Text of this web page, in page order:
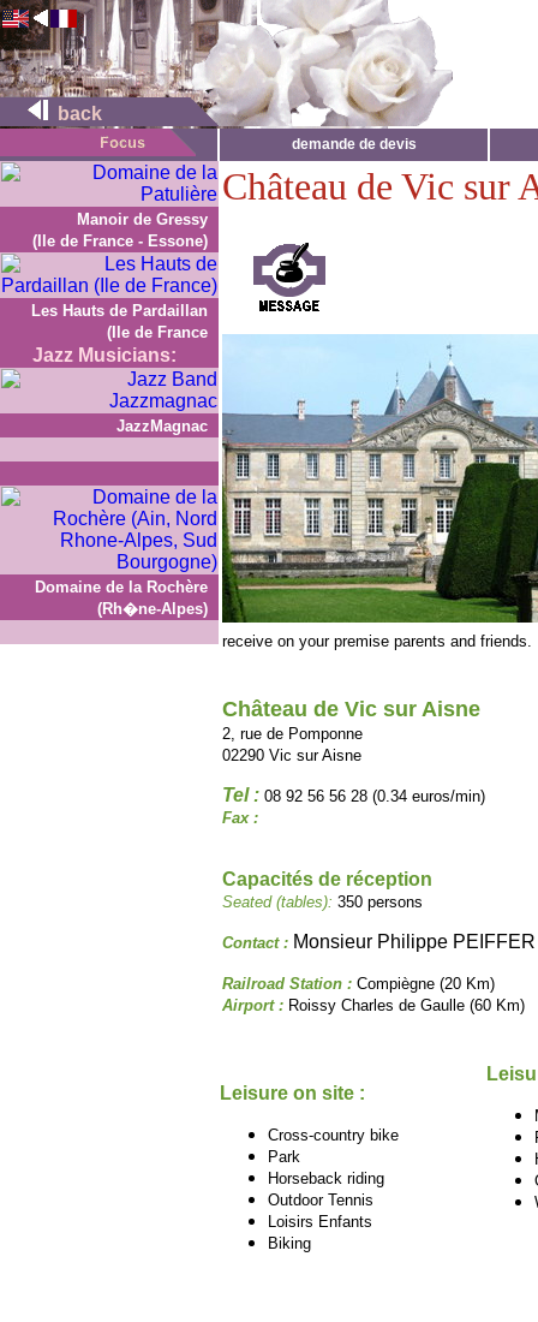
back
demande de devis
Manoir de Gressy
(Ile de France - Essone)
Les Hauts de Pardaillan
(Ile de France
Jazz Musicians:
JazzMagnac
Domaine de la Rochère
(Rh�ne-Alpes)
Château de Vic sur
receive on your premise parents and friends.
Château de Vic sur Aisne
2, rue de Pomponne
02290 Vic sur Aisne
Tel : 08 92 56 56 28 (0.34 euros/min)
Fax :
Capacités de réception
Seated (tables): 350 persons
Contact : Monsieur Philippe PEIFFER
Railroad Station : Compiègne (20 Km)
Airport : Roissy Charles de Gaulle (60 Km)
Leisure on site :
Cross-country bike
Park
Horseback riding
Outdoor Tennis
Loisirs Enfants
Biking